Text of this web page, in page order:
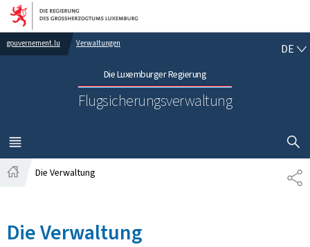
Zur Hauptnavigation
Zum Inhalt
gouvernement.lu Verwaltungen
Die Luxemburger Regierung
Flugsicherungsverwaltung
DE
MENÜ
HAUPT-
Die Verwaltung
Die Verwaltung